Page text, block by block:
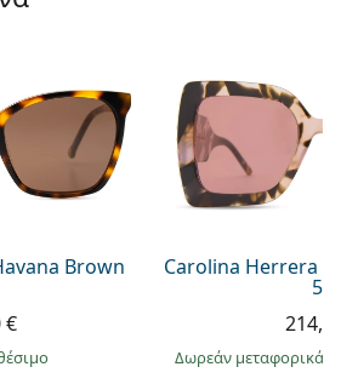
Brown
€
Carolina Herrera
55
Δωρεάν μεταφορικά